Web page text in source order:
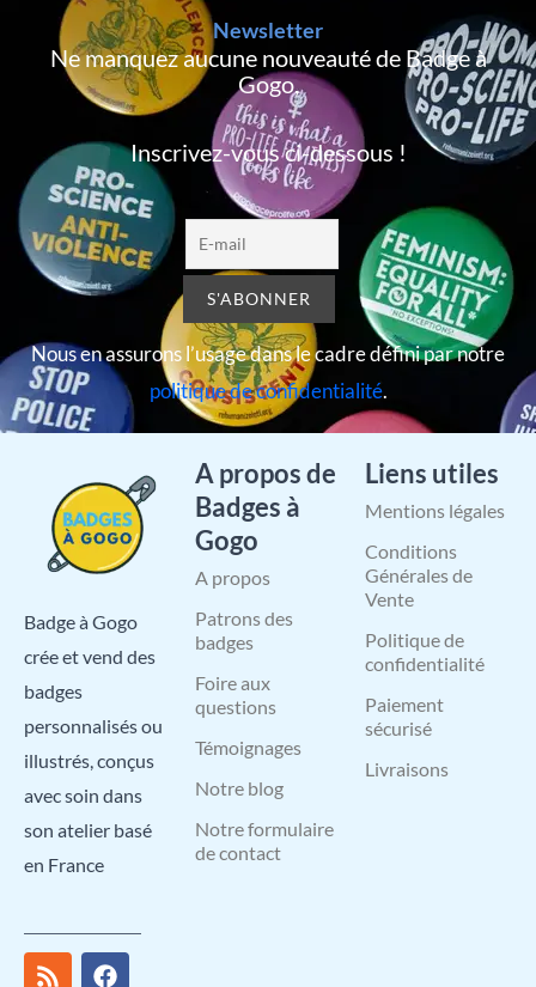
Newsletter
Ne manquez aucune nouveauté de Badge à
Gogo,
Inscrivez-vous ci-dessous !
Nous en assurons l’usage dans le cadre défini par notre
politique de confidentialité.
Badge à Gogo
crée et vend des
badges
personnalisés ou
illustrés, conçus
avec soin dans
son atelier basé
en France
R
F
I
Y
X
P
L
A propos de
Badges à
Gogo
A propos
Patrons des
badges
Foire aux
questions
Témoignages
Notre blog
Notre formulaire
de contact
Liens utiles
Mentions légales
Conditions
Générales de
Vente
Politique de
confidentialité
Paiement
sécurisé
Livraisons